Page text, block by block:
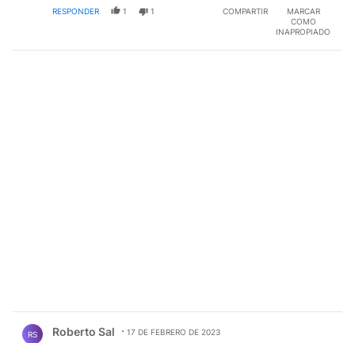
RESPONDER 1 1 COMPARTIR
MARCAR
COMO
INAPROPIADO
RS Roberto Sal 17 DE FEBRERO DE 2023